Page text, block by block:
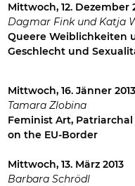
Mittwoch,12. Dezember
Dagmar Fink und Katja
Queere Weiblichkeiten
Geschlecht und
Mittwoch, 16. Jänner 2013
Tamara Zlobina
Feminist Art,
on the EU-Border
Mittwoch,13. März 2013
Barbara Schrödl